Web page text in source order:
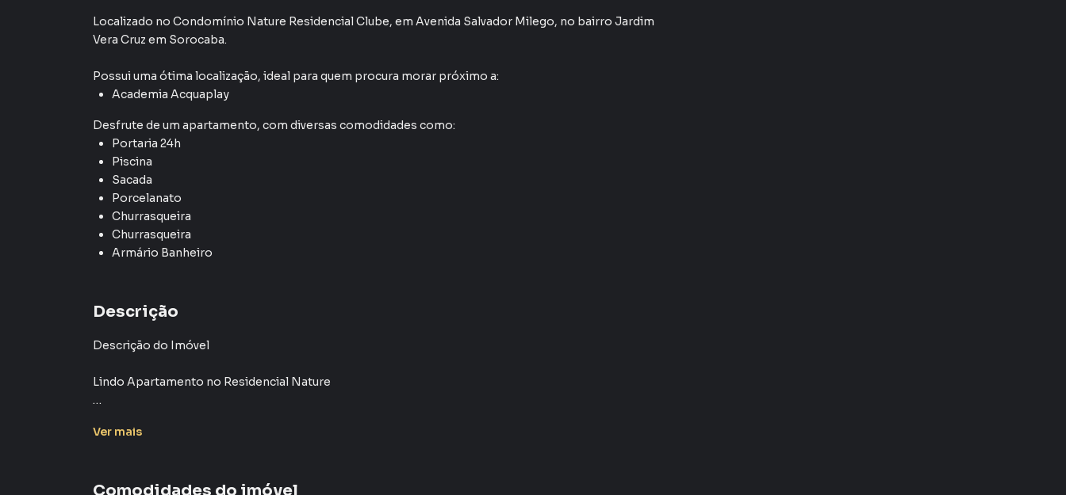
Localizado no Condomínio Nature Residencial Clube, em Avenida Salvador Milego, no bairro Jardim
Vera Cruz em Sorocaba.
Possui uma ótima localização, ideal para quem procura morar próximo a:
Academia Acquaplay
Desfrute de um apartamento, com diversas comodidades como:
Portaria 24h
Piscina
Sacada
Porcelanato
Churrasqueira
Churrasqueira
Armário Banheiro
Descrição
Descrição do Imóvel
Lindo Apartamento no Residencial Nature
conforto e qualidade de vida. Com uma excelente localização, o imóvel oferece:
- Varanda gourmet para momentos especiais com a família e amigos
Ver mais
Comodidades do imóvel